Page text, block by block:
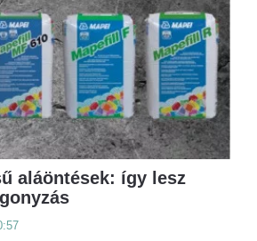
aláöntések: így lesz